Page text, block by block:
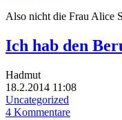
Also nicht die Frau Alice
Ich hab den
Hadmut
18.2.2014 11:08
Uncategorized
4 Kommentare